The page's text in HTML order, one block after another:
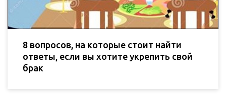
8 вопросов, на которые стоит найти
ответы, если вы хотите укрепить свой
брак